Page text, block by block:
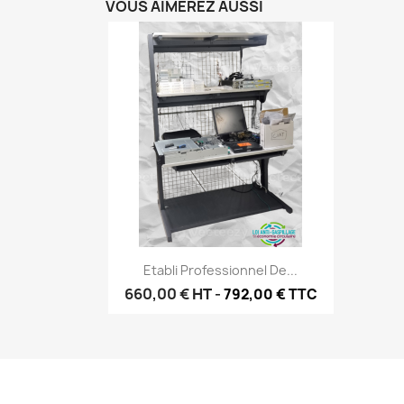
VOUS AIMEREZ AUSSI
Aperçu rapide
Etabli Professionnel De...
660,00 €HT-792,00 € TTC